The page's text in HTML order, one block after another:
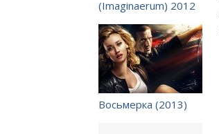
(Imaginaerum) 2012
Восьмерка (2013)